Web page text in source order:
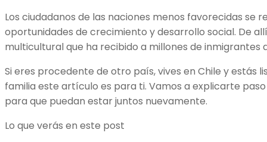
Los ciudadanos de las naciones menos favorecidas se
oportunidades de crecimiento y desarrollo social. De
multicultural que ha recibido a millones de inmigrantes
Si eres procedente de otro país, vives en Chile y
familia este artículo es para ti. Vamos a explicarte
para que puedan estar juntos nuevamente.
Lo que verás en este post